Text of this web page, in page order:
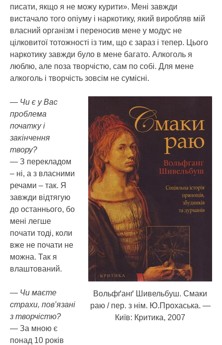
писати, якщо я не можу курити». Мені завжди
вистачало того опіуму і наркотику, який виробляв мій
власний організм і переносив мене у модус не
цілковитої тотожності із тим, що є зараз і тепер. Цього
наркотику завжди було в мене багато. Алкоголь я
люблю, але поза творчістю, сам по собі. Для мене
алкоголь і творчість зовсім не сумісні.
Вольфґанґ Шивельбуш. Смаки
раю / пер. з нім. Ю.Прохаська. —
Київ: Критика, 2007
— Чи є у Вас
проблема
початку і
закінчення
твору?
— З перекладом
– ні, а з власними
речами – так. Я
завжди відтягую
до останнього, бо
мені легше
почати тоді, коли
вже не почати не
можна. Так я
влаштований.
— Чи маєте
страхи, пов’язані
з творчістю?
— За мною є
понад 10 років